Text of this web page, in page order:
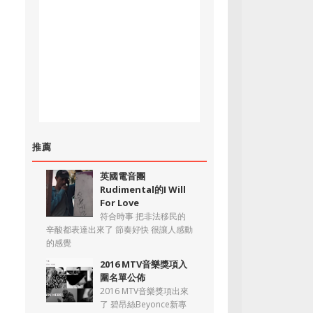
推薦
英國電音團
Rudimental的I Will
For Love
符合時事 把非法移民的
辛酸都表達出來了 節奏好快 很讓人感動
的感覺
2016 MTV音樂獎項入
圍名單公佈
2016 MTV音樂獎項出來
了 碧昂絲Beyonce新專